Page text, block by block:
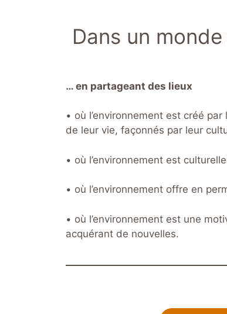
Dans un
… en partageant des lieux
• où l’environnement est créé
de leur vie, façonnés par leur
• où l’environnement est
• où l’environnement offre en
• où l’environnement est une
acquérant de nouvelles.